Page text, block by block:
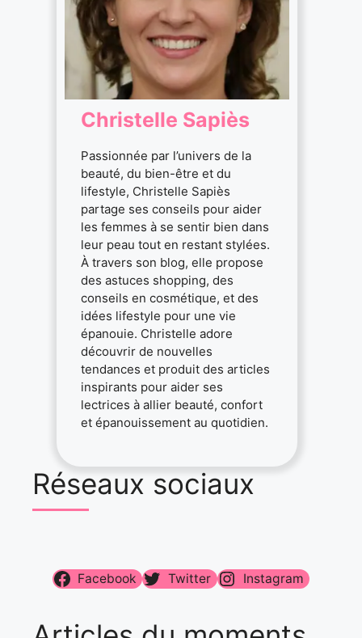
Christelle Sapiès
Passionnée par l’univers de la
beauté, du bien-être et du
lifestyle, Christelle Sapiès
partage ses conseils pour aider
les femmes à se sentir bien dans
leur peau tout en restant stylées.
À travers son blog, elle propose
des astuces shopping, des
conseils en cosmétique, et des
idées lifestyle pour une vie
épanouie. Christelle adore
découvrir de nouvelles
tendances et produit des articles
inspirants pour aider ses
lectrices à allier beauté, confort
et épanouissement au quotidien.
Réseaux sociaux
Facebook Twitter Instagram